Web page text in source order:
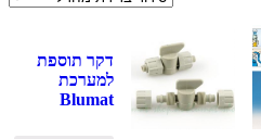
דקר תוספת
למערכת
Blumat